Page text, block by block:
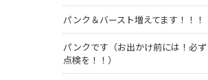
パンク＆バースト増えてます！！！
パンクです（お出かけ前には！必ず
点検を！！）